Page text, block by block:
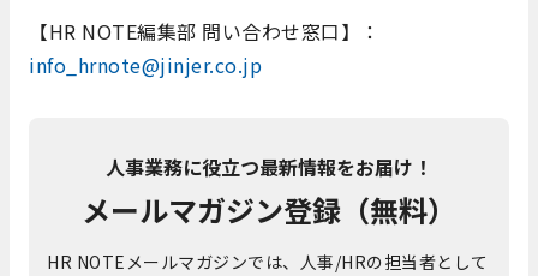
【HR NOTE編集部 問い合わせ窓口】：
info_hrnote@jinjer.co.jp
人事業務に役立つ最新情報をお届け！
メールマガジン登録（無料）
HR NOTEメールマガジンでは、人事/HRの担当者として